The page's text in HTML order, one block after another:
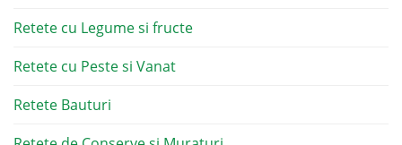
Retete cu Legume si fructe
Retete cu Peste si Vanat
Retete Bauturi